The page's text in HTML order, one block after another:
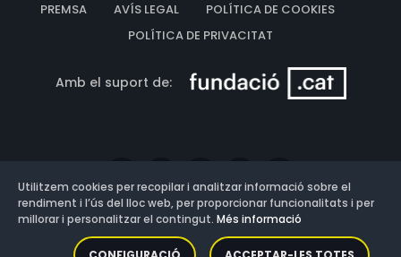
PREMSA
AVÍS LEGAL
POLÍTICA DE COOKIES
POLÍTICA DE PRIVACITAT
Amb el suport de:
Versió: 3.13.0.202607011342
Utilitzem cookies per recopilar i analitzar informació sobre el
rendiment i l’ús del lloc web, per proporcionar funcionalitats i per
millorar i personalitzar el contingut. Més informació